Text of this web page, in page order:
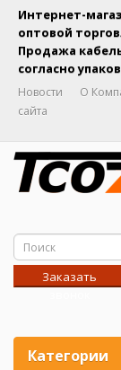
Интернет-
оптовой
Продажа
согласно
Новости О
сайта
Заказать
Категории